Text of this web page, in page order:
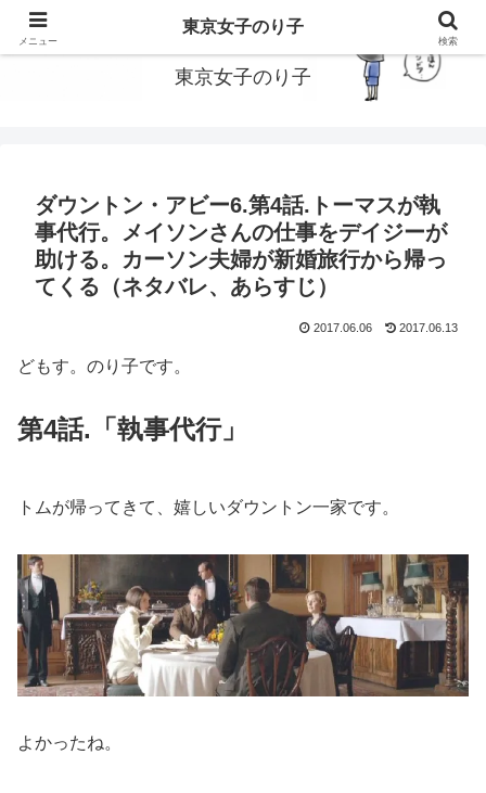
東京で働いてる女子のり子のブログです
東京女子のり子
ダウントン・アビー6.第4話.トーマスが執
事代行。メイソンさんの仕事をデイジーが
助ける。カーソン夫婦が新婚旅行から帰っ
てくる（ネタバレ、あらすじ）
2017.06.06 2017.06.13
どもす。のり子です。
第4話.「執事代行」
トムが帰ってきて、嬉しいダウントン一家です。
よかったね。
メニュー
東京女子のり子
検索